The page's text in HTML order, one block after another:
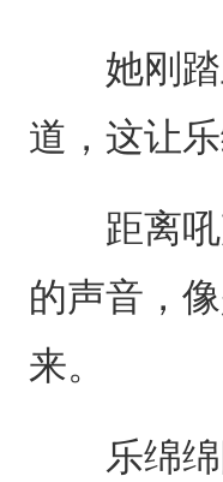
她刚踏
道，这让
距离吼
的声音，
来。
乐绵绵